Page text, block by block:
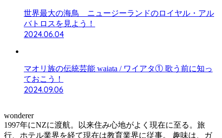
世界最大の海鳥 ニュージーランドのロイヤル・アル
バトロスを見よう！
2024.06.04
マオリ族の伝統芸能 waiata / ワイアタ① 歌う前に知っ
ておこう！
2024.09.06
wonderer
1997年にNZに渡航。以来住み心地がよく現在に至る。旅
行、ホテル業界を経て現在は教育業界に従事。 趣味は、ガ